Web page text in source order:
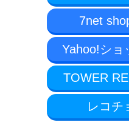
7net
Yahoo!ショ
TOWER
レコチ